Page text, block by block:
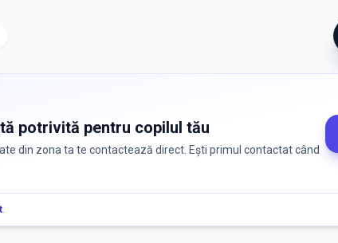
potrivită pentru copilul tău
din zona ta te contactează direct. Ești primul contactat când
.